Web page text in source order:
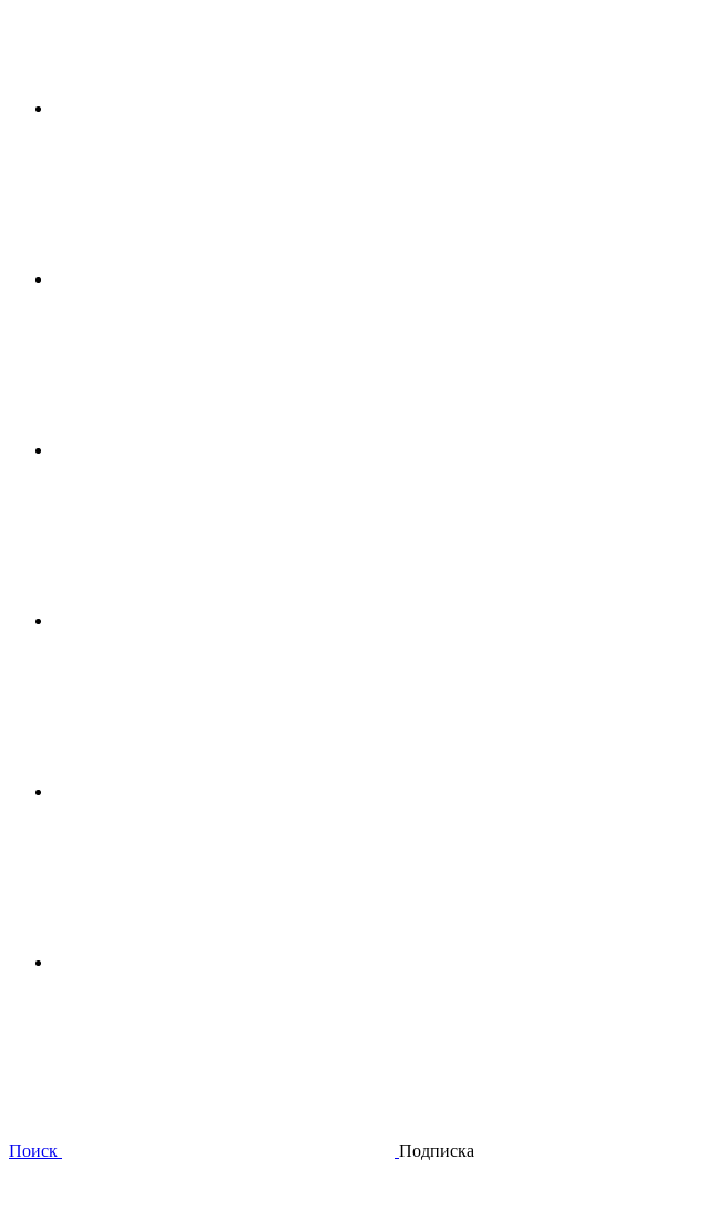
Поиск Подписка